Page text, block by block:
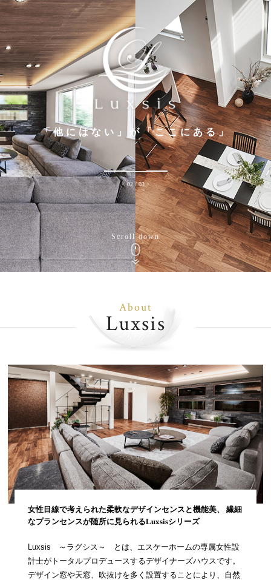
「他にはない」が「ここにある」
Scroll down
< 02 / 03 >
About
Luxsis
女性目線で考えられた柔軟なデザインセンスと機能美、 繊細
なプランセンスが随所に見られるLuxsisシリーズ
Luxsis ～ラグシス～ とは、エスケーホームの専属女性設
計士がトータルプロデュースするデザイナーズハウスです。
デザイン窓や天窓、吹抜けを多く設置することにより、自然